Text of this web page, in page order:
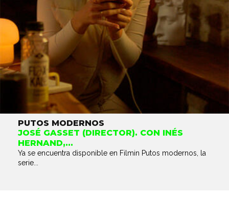
PUTOS MODERNOS
JOSÉ GASSET (DIRECTOR). CON INÉS
HERNAND,...
Ya se encuentra disponible en Filmin Putos modernos, la
serie...